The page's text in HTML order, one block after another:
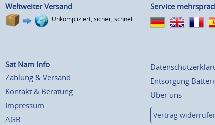
Weltweiter Versand
Unkompliziert, sicher, schnell
Service
Sat Nam Info
Zahlung & Versand
Kontakt & Beratung
Impressum
AGB
Entsorgung
Über uns
Vertrag